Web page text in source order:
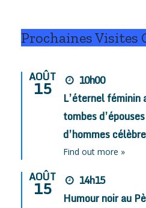
Prochaines Visites
AOÛT
15
10h00
L’éternel féminin
tombes
d’hommes
Find out more »
AOÛT
15
14h15
Humour noir au